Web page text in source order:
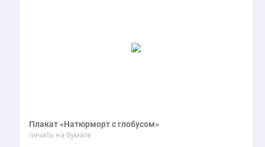
Плакат «Натюрморт с глобусом»
печать на бумаге